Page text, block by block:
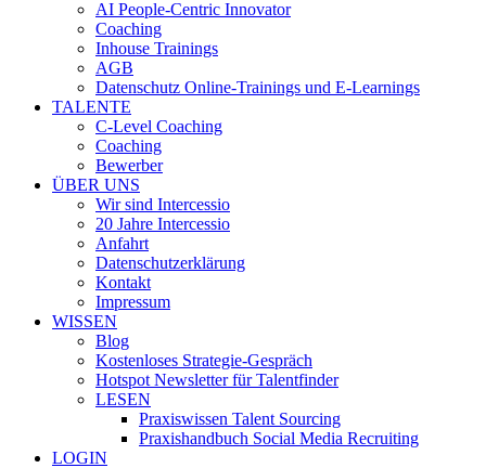
AI People-Centric Innovator
Coaching
Inhouse Trainings
AGB
Datenschutz Online-Trainings und E-Learnings
TALENTE
C-Level Coaching
Coaching
Bewerber
ÜBER UNS
Wir sind Intercessio
20 Jahre Intercessio
Anfahrt
Datenschutzerklärung
Kontakt
Impressum
WISSEN
Blog
Kostenloses Strategie-Gespräch
Hotspot Newsletter für Talentfinder
LESEN
Praxiswissen Talent Sourcing
Praxishandbuch Social Media Recruiting
LOGIN